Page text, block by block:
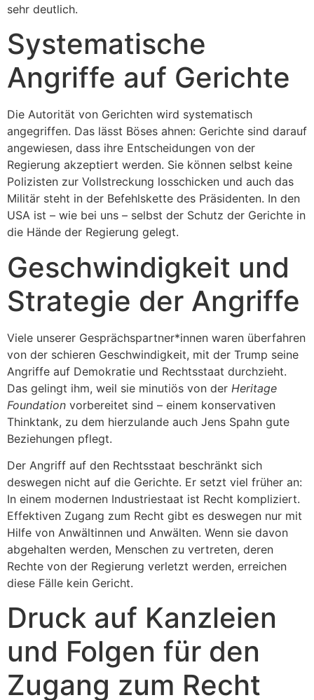
sehr deutlich.
Systematische
Angriffe auf Gerichte
Die Autorität von Gerichten wird systematisch
angegriffen. Das lässt Böses ahnen: Gerichte sind darauf
angewiesen, dass ihre Entscheidungen von der
Regierung akzeptiert werden. Sie können selbst keine
Polizisten zur Vollstreckung losschicken und auch das
Militär steht in der Befehlskette des Präsidenten. In den
USA ist – wie bei uns – selbst der Schutz der Gerichte in
die Hände der Regierung gelegt.
Geschwindigkeit und
Strategie der Angriffe
Viele unserer Gesprächspartner*innen waren überfahren
von der schieren Geschwindigkeit, mit der Trump seine
Angriffe auf Demokratie und Rechtsstaat durchzieht.
Das gelingt ihm, weil sie minutiös von der Heritage
Foundation vorbereitet sind – einem konservativen
Thinktank, zu dem hierzulande auch Jens Spahn gute
Beziehungen pflegt.
Der Angriff auf den Rechtsstaat beschränkt sich
deswegen nicht auf die Gerichte. Er setzt viel früher an:
In einem modernen Industriestaat ist Recht kompliziert.
Effektiven Zugang zum Recht gibt es deswegen nur mit
Hilfe von Anwältinnen und Anwälten. Wenn sie davon
abgehalten werden, Menschen zu vertreten, deren
Rechte von der Regierung verletzt werden, erreichen
diese Fälle kein Gericht.
Druck auf Kanzleien
und Folgen für den
Zugang zum Recht